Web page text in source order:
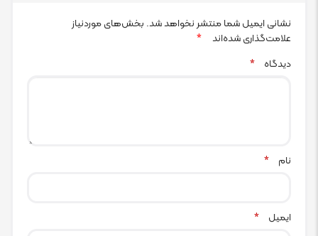
نشانی ایمیل شما منتشر نخواهد شد. بخش‌های موردنیاز
علامت‌گذاری شده‌اند
*
دیدگاه
*
نام *
ایمیل *